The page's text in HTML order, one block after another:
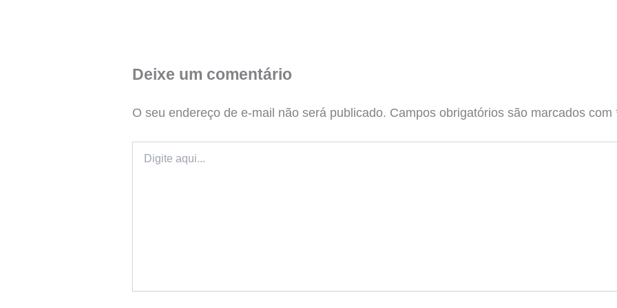
Deixe um comentário
O seu endereço de e-mail não será publicado. Campos obrigatórios são marcados com
aqui...